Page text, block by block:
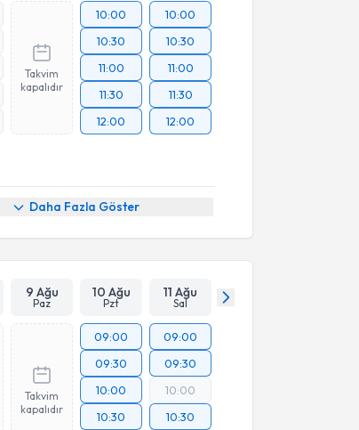
Takvim
kapalıdır
10:00
10:30
11:00
11:30
12:00
10:00
10:30
11:00
11:30
12:00
Daha Fazla Göster
9 Ağu
Paz
10 Ağu
Pzt
11 Ağu
Sal
Takvim
kapalıdır
09:00
09:30
10:00
10:30
09:00
09:30
10:00
10:30